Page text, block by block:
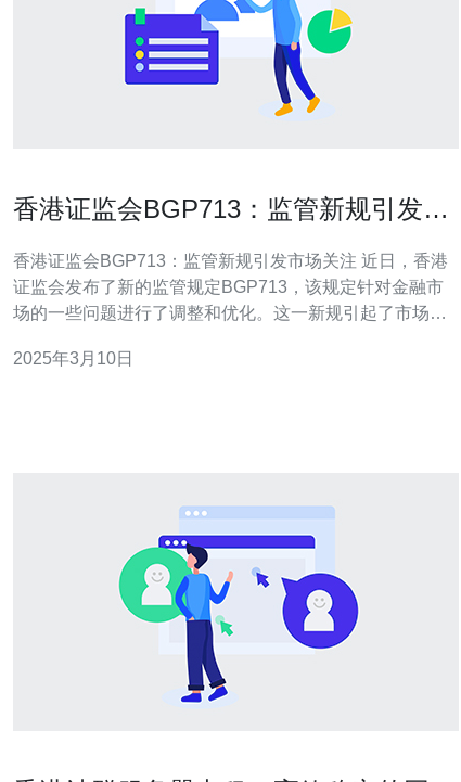
香港证监会BGP713：监管新规引发市
香港证监会BGP713：监管新规引发市场关注 近日，香港
证监会发布了新的监管规定BGP713，该规定针对金融市
场的一些问题进行了调整和优化。这一新规引起了市场的
要及时跟进市场变化，保护投资者的利益并维护市场的稳
2025年3月10日